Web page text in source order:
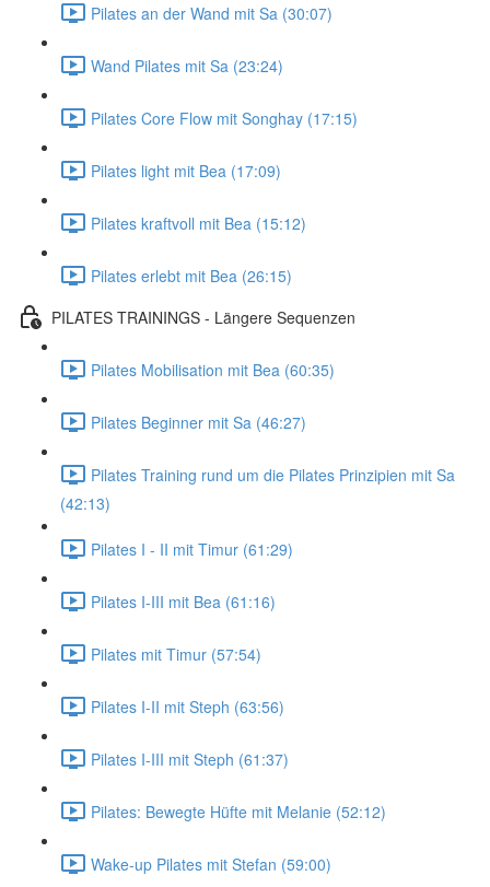
Pilates an der Wand mit Sa (30:07)
Wand Pilates mit Sa (23:24)
Pilates Core Flow mit Songhay (17:15)
Pilates light mit Bea (17:09)
Pilates kraftvoll mit Bea (15:12)
Pilates erlebt mit Bea (26:15)
PILATES TRAININGS - Längere Sequenzen
Pilates Mobilisation mit Bea (60:35)
Pilates Beginner mit Sa (46:27)
Pilates Training rund um die Pilates Prinzipien mit Sa
(42:13)
Pilates I - II mit Timur (61:29)
Pilates I-III mit Bea (61:16)
Pilates mit Timur (57:54)
Pilates I-II mit Steph (63:56)
Pilates I-III mit Steph (61:37)
Pilates: Bewegte Hüfte mit Melanie (52:12)
Wake-up Pilates mit Stefan (59:00)